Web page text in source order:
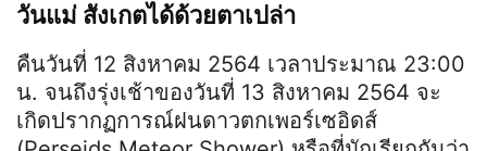
วันแม่ สังเกตได้ด้วยตาเปล่า
คืนวันที่ 12 สิงหาคม 2564 เวลาประมาณ 23:00
น. จนถึงรุ่งเช้าของวันที่ 13 สิงหาคม 2564 จะ
เกิดปรากฏการณ์ฝนดาวตกเพอร์เซอิดส์